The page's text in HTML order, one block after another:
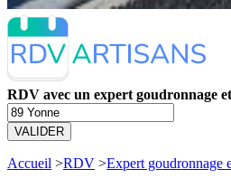
RDV avec un expert goudronnage
VALIDER
Accueil >RDV >Expert goudronnage